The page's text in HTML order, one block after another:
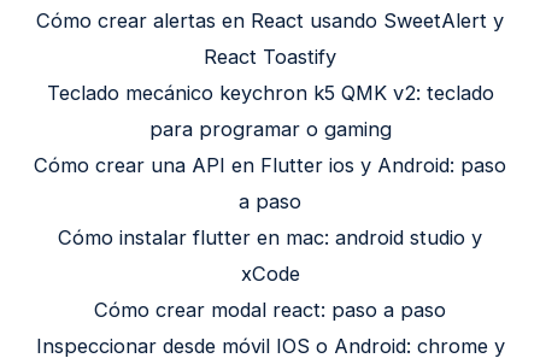
Cómo crear alertas en React usando SweetAlert y
React Toastify
Teclado mecánico keychron k5 QMK v2: teclado
para programar o gaming
Cómo crear una API en Flutter ios y Android: paso
a paso
Cómo instalar flutter en mac: android studio y
xCode
Cómo crear modal react: paso a paso
Inspeccionar desde móvil IOS o Android: chrome y